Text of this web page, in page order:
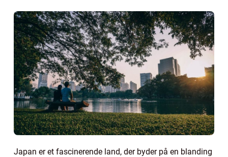
Japan er et fascinerende land, der byder på en blanding